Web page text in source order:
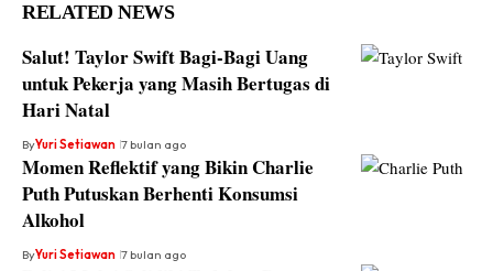
RELATED NEWS
Salut! Taylor Swift Bagi-Bagi Uang
untuk Pekerja yang Masih Bertugas di
Hari Natal
ByYuri Setiawan 7 bulan ago
Momen Reflektif yang Bikin Charlie
Puth Putuskan Berhenti Konsumsi
Alkohol
ByYuri Setiawan 7 bulan ago